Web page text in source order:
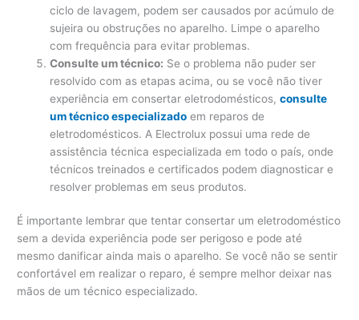
ciclo de lavagem, podem ser causados ​​por acúmulo de
sujeira ou obstruções no aparelho. Limpe o aparelho
com frequência para evitar problemas.
Consulte um técnico: Se o problema não puder ser
resolvido com as etapas acima, ou se você não tiver
experiência em consertar eletrodomésticos,consulte
um técnico especializado em reparos de
eletrodomésticos. A Electrolux possui uma rede de
assistência técnica especializada em todo o país, onde
técnicos treinados e certificados podem diagnosticar e
resolver problemas em seus produtos.
É importante lembrar que tentar consertar um eletrodoméstico
sem a devida experiência pode ser perigoso e pode até
mesmo danificar ainda mais o aparelho. Se você não se sentir
confortável em realizar o reparo, é sempre melhor deixar nas
mãos de um técnico especializado.